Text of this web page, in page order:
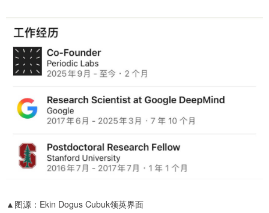
▲图源：Ekin Dogus Cubuk领英界面